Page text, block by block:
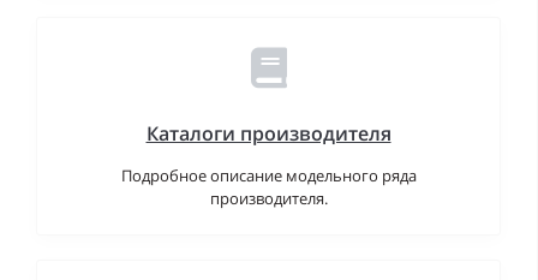
Каталоги производителя
Подробное описание модельного ряда
производителя.